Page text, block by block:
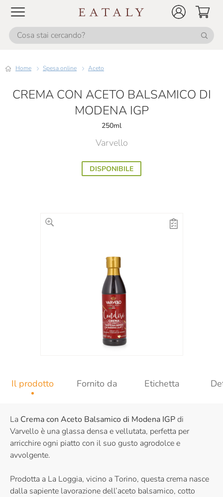
Home Spesa online Aceto
CREMA CON ACETO BALSAMICO DI
MODENA IGP
250ml
Varvello
DISPONIBILE
Il prodotto Fornito da Etichetta
La Crema con Aceto Balsamico di Modena IGPdi
Varvello è una glassa densa e vellutata, perfetta per
arricchire ogni piatto con il suo gusto agrodolce e
avvolgente.
Prodotta a La Loggia, vicino a Torino, questa crema nasce
dalla sapiente lavorazione dell’aceto balsamico, cotto